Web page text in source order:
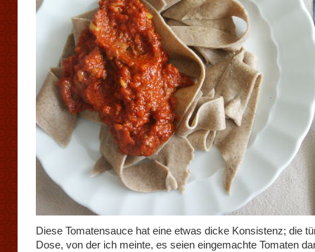
Diese Tomatensauce hat eine etwas dicke Konsistenz; die
Dose, von der ich meinte, es seien eingemachte Tomaten